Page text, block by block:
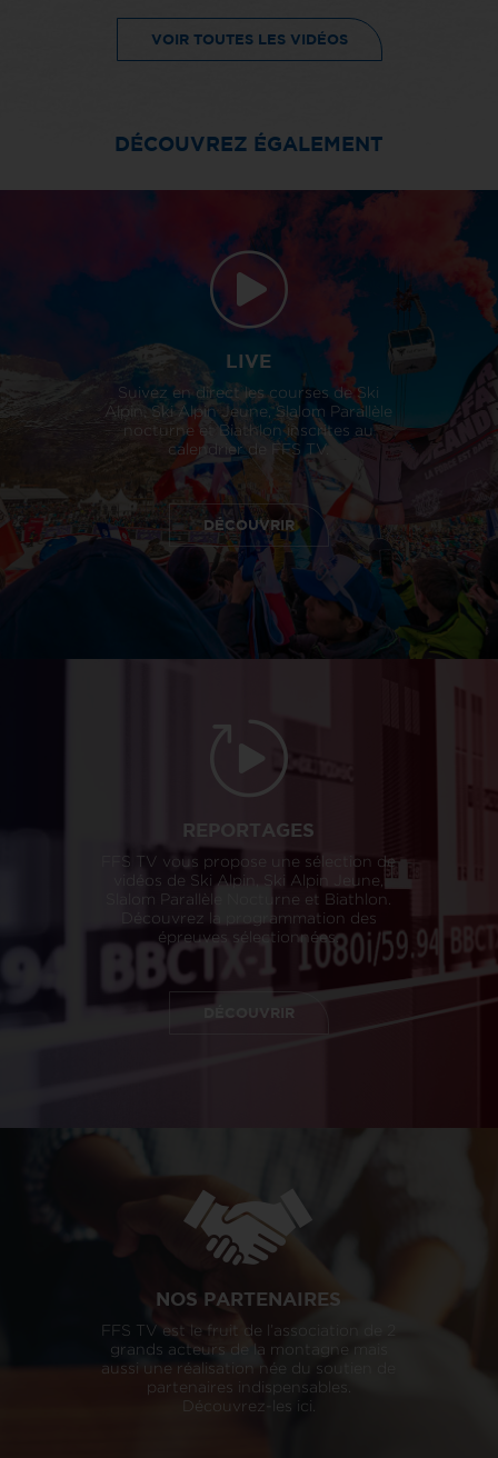
VOIR TOUTES LES VIDÉOS
DÉCOUVREZ ÉGALEMENT
LIVE
Suivez en direct les courses de Ski
Alpin, Ski Alpin Jeune, Slalom Parallèle
nocturne et Biathlon inscrites au
calendrier de FFS TV.
DÉCOUVRIR
REPORTAGES
FFS TV vous propose une sélection de
vidéos de Ski Alpin, Ski Alpin Jeune,
Slalom Parallèle Nocturne et Biathlon.
Découvrez la programmation des
épreuves sélectionnées.
DÉCOUVRIR
NOS PARTENAIRES
FFS TV est le fruit de l’association de 2
grands acteurs de la montagne mais
aussi une réalisation née du soutien de
partenaires indispensables.
Découvrez-les ici.